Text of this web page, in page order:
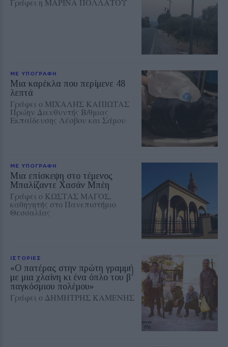
ΜΕ ΥΠΟΓΡΑΦΗ
Μια καρέκλα που περίμενε 48
λεπτά
Γράφει ο ΜΙΧΑΛΗΣ ΚΑΠΙΩΤΑΣ
Πρώην Διευθυντής Β/θμιας
Εκπαίδευσης Λέσβου και Σάμου
ΜΕ ΥΠΟΓΡΑΦΗ
Μια επίσκεψη στο τέμενος
Μπαλίζαντε Χασάν Μπέη
Γράφει ο ΚΩΣΤΑΣ ΜΑΓΟΣ,
καθηγητής στο Πανεπιστήμιο
Θεσσαλίας
ΙΣΤΟΡΙΕΣ
«Ο πατέρας στην πρώτη γραμμή
με μια χλαίνη κι ένα όπλο του β’
παγκόσμιου πολέμου»
Γράφει ο ΔΗΜΗΤΡΗΣ ΚΑΜΕΝΗΣ